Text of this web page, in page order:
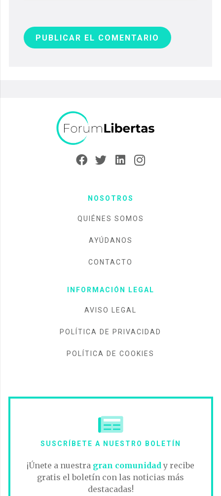
PUBLICAR EL COMENTARIO
NOSOTROS
QUIÉNES SOMOS
AYÚDANOS
CONTACTO
INFORMACIÓN LEGAL
AVISO LEGAL
POLÍTICA DE PRIVACIDAD
POLÍTICA DE COOKIES
SUSCRÍBETE A NUESTRO BOLETÍN
¡Únete a nuestra gran comunidad y recibe
gratis el boletín con las noticias más
destacadas!